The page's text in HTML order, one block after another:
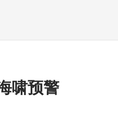
啸预警